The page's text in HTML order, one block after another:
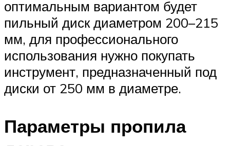
оптимальным вариантом будет
пильный диск диаметром 200–215
мм, для профессионального
использования нужно покупать
инструмент, предназначенный под
диски от 250 мм в диаметре.
Параметры пропила